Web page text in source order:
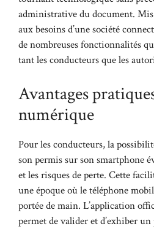
administrative du document.
aux besoins d’une société
de nombreuses fonctionnalités
tant les conducteurs que les
Avantages
numérique
Pour les conducteurs, la
son permis sur son smartphone
et les risques de perte. Cette
une époque où le téléphone
portée de main. L’application
permet de valider et d’exhiber